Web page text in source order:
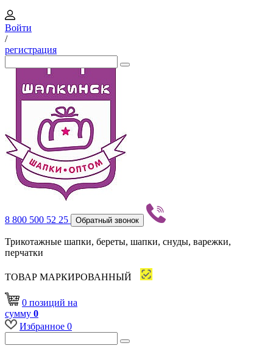
Войти
/
регистрация
8 800 500 52 25 Обратный звонок
Трикотажные шапки, береты, шапки, снуды, варежки,
перчатки
ТОВАР МАРКИРОВАННЫЙ
0 позиций на
сумму 0
Избранное 0